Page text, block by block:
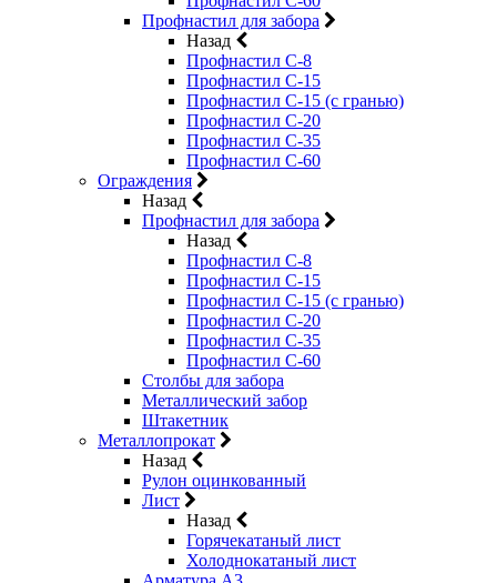
Профнастил для забора
Назад
Профнастил С-8
Профнастил С-15
Профнастил С-15 (с гранью)
Профнастил С-20
Профнастил С-35
Профнастил С-60
Ограждения
Назад
Профнастил для забора
Назад
Профнастил С-8
Профнастил С-15
Профнастил С-15 (с гранью)
Профнастил С-20
Профнастил С-35
Профнастил С-60
Столбы для забора
Металлический забор
Штакетник
Металлопрокат
Назад
Рулон оцинкованный
Лист
Назад
Горячекатаный лист
Холоднокатаный лист